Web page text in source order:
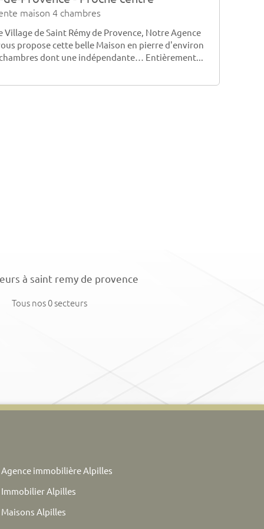
maison 4 chambres
Village de Saint Rémy de Provence, Notre Agence
propose cette belle Maison en pierre d'environ
dont une indépendante… Entièrement...
à saint remy de provence
Tous nos 0 secteurs
Agence immobilière Alpilles
Immobilier Alpilles
Maisons Alpilles